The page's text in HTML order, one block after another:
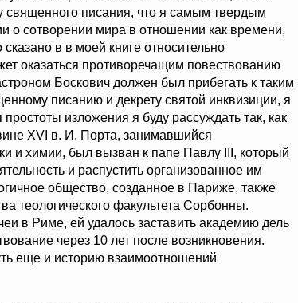
священного писания, что я самым твердым
о сотворении мира в отношении как времени,
в в моей книге относительно
оказаться противоречащим повествованию
Боскович должен был прибегать к таким
писанию и декрету святой инквизиции, я
изложения я буду рассуждать так, как
XVI в. И. Порта, занимавшийся
и химии, был вызван к папе Павлу III, который
и распустить организованное им
общество, созданное в Париже, также
теологического факультета Сорбонны.
в Риме, ей удалось заставить академию дель
через 10 лет после возникновения.
еще и историю взаимоотношений